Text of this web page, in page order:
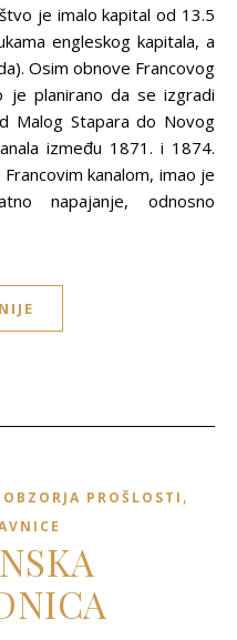
je imalo kapital od 13.5
engleskog kapitala, a
Osim obnove Francovog
je planirano da se izgradi
Malog Stapara do Novog
između 1871. i 1874.
kanalom, imao je
napajanje, odnosno
OBZORJA PROŠLOSTI ,